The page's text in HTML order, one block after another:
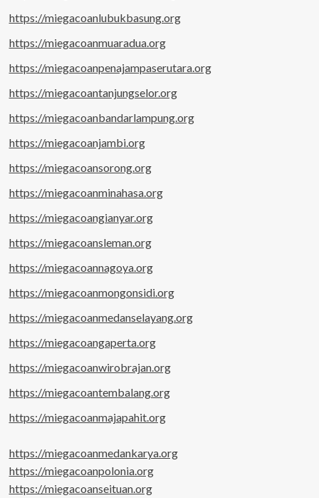
https://miegacoanlubukbasung.org
https://miegacoanmuaradua.org
https://miegacoanpenajampaserutara.org
https://miegacoantanjungselor.org
https://miegacoanbandarlampung.org
https://miegacoanjambi.org
https://miegacoansorong.org
https://miegacoanminahasa.org
https://miegacoangianyar.org
https://miegacoansleman.org
https://miegacoannagoya.org
https://miegacoanmongonsidi.org
https://miegacoanmedanselayang.org
https://miegacoangaperta.org
https://miegacoanwirobrajan.org
https://miegacoantembalang.org
https://miegacoanmajapahit.org
https://miegacoanmedankarya.org
https://miegacoanpolonia.org
https://miegacoanseituan.org